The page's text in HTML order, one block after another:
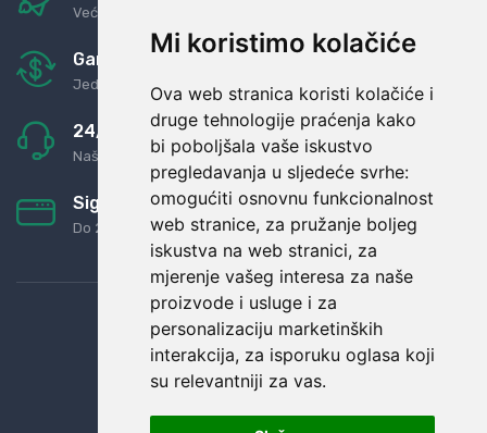
Mi koristimo kolačiće
Ova web stranica koristi kolačiće i
druge tehnologije praćenja kako
bi poboljšala vaše iskustvo
pregledavanja u sljedeće svrhe:
omogućiti osnovnu funkcionalnost
web stranice, za pružanje boljeg
iskustva na web stranici, za
mjerenje vašeg interesa za naše
proizvode i usluge i za
personalizaciju marketinških
interakcija, za isporuku oglasa koji
su relevantniji za vas.
Već za nekoliko dana kod vas
Garancija u povrat novaca
Jednostavno pravilo: Roba za novac
24/7 odlična podrška
Naši agenti uvijek na raspolaganju
Sigurno obročno plaćanje
Do 24 rata bez kamata